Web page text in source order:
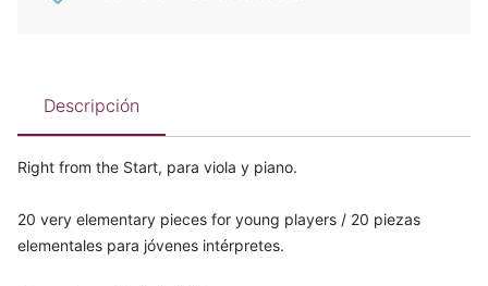
Descripción
Right from the Start, para viola y piano.
20 very elementary pieces for young players / 20 piezas
elementales para jóvenes intérpretes.